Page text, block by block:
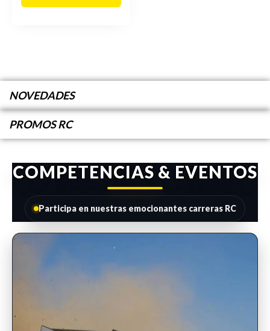
NOVEDADES
PROMOS RC
COMPETENCIAS & EVENTOS
Participa en nuestras emocionantes carreras RC
INSCRIPCIONES ABIERTAS